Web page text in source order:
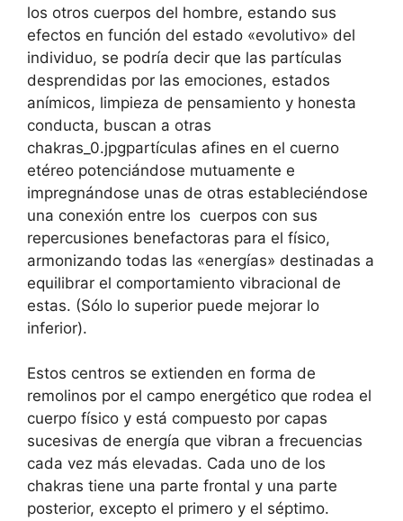
los otros cuerpos del hombre, estando sus
efectos en función del estado «evolutivo» del
individuo, se podría decir que las partículas
desprendidas por las emociones, estados
anímicos, limpieza de pensamiento y honesta
conducta, buscan a otras
chakras_0.jpgpartículas afines en el cuerno
etéreo potenciándose mutuamente e
impregnándose unas de otras estableciéndose
una conexión entre los cuerpos con sus
repercusiones benefactoras para el físico,
armonizando todas las «energías» destinadas a
equilibrar el comportamiento vibracional de
estas. (Sólo lo superior puede mejorar lo
inferior).
Estos centros se extienden en forma de
remolinos por el campo energético que rodea el
cuerpo físico y está compuesto por capas
sucesivas de energía que vibran a frecuencias
cada vez más elevadas. Cada uno de los
chakras tiene una parte frontal y una parte
posterior, excepto el primero y el séptimo.